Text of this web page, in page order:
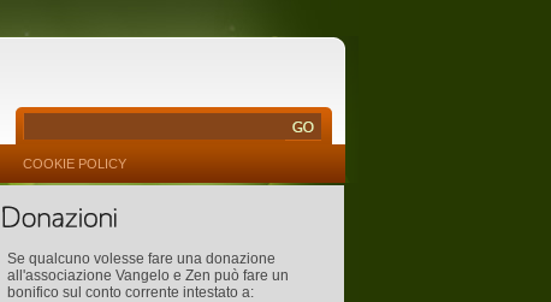
COOKIE POLICY
Se qualcuno volesse fare una donazione
all'associazione Vangelo e Zen può fare un
bonifico sul conto corrente intestato a: